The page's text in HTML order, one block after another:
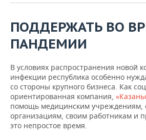
ПОДДЕРЖАТЬ ВО
ПАНДЕМИИ
В условиях распространения новой
инфекции республика особенно
со стороны крупного бизнеса. Как
ориентированная компания,
помощь медицинским
организациям, своим работникам и
это непростое время.